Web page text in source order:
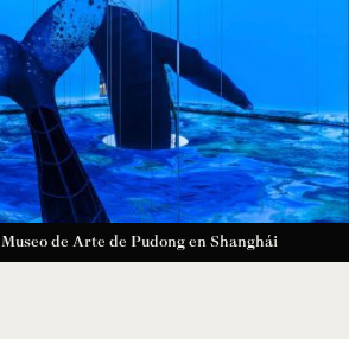
Museo de Arte de Pudong en Shanghái